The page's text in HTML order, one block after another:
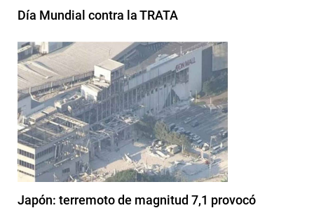
Día Mundial contra la TRATA
Japón: terremoto de magnitud 7,1 provocó